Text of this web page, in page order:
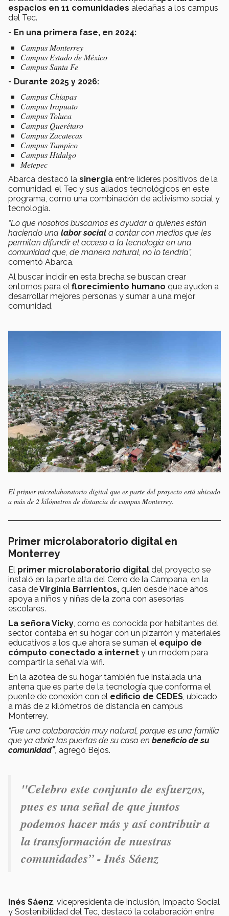
espacios en 11 comunidades aledañas a los campus
del Tec.
- En una primera fase, en 2024:
Campus Monterrey
Campus Estado de México
Campus Santa Fe
- Durante 2025 y 2026:
Campus Chiapas
Campus Irapuato
Campus Toluca
Campus Querétaro
Campus Zacatecas
Campus Tampico
Campus Hidalgo
Metepec
Abarca destacó la sinergia entre líderes positivos de la
comunidad, el Tec y sus aliados tecnológicos en este
programa, como una combinación de activismo social y
tecnología.
“Lo que nosotros buscamos es ayudar a quienes están
haciendo una labor social a contar con medios que les
permitan difundir el acceso a la tecnología en una
comunidad que, de manera natural, no lo tendría”,
comentó Abarca.
Al buscar incidir en esta brecha se buscan crear
entornos para el florecimiento humano que ayuden a
desarrollar mejores personas y sumar a una mejor
comunidad.
El primer microlaboratorio digital que es parte del proyecto está ubicado
a más de 2 kilómetros de distancia de campus Monterrey.
Primer microlaboratorio digital en
Monterrey
El primer microlaboratorio digital del proyecto se
instaló en la parte alta del Cerro de la Campana, en la
casa deVirginia Barrientos, quien desde hace años
apoya a niños y niñas de la zona con asesorías
escolares.
La señora Vicky, como es conocida por habitantes del
sector, contaba en su hogar con un pizarrón y materiales
educativos a los que ahora se suman el equipo de
cómputo conectado a internet y un modem para
compartir la señal vía wifi.
En la azotea de su hogar también fue instalada una
antena que es parte de la tecnología que conforma el
puente de conexión con el edificio de CEDES, ubicado
a más de 2 kilómetros de distancia en campus
Monterrey.
“Fue una colaboración muy natural, porque es una familia
que ya abría las puertas de su casa en beneficio de su
comunidad”, agregó Bejos.
"Celebro este conjunto de esfuerzos,
pues es una señal de que juntos
podemos hacer más y así contribuir a
la transformación de nuestras
comunidades” - Inés Sáenz
Inés Sáenz, vicepresidenta de Inclusión, Impacto Social
y Sostenibilidad del Tec, destacó la colaboración entre